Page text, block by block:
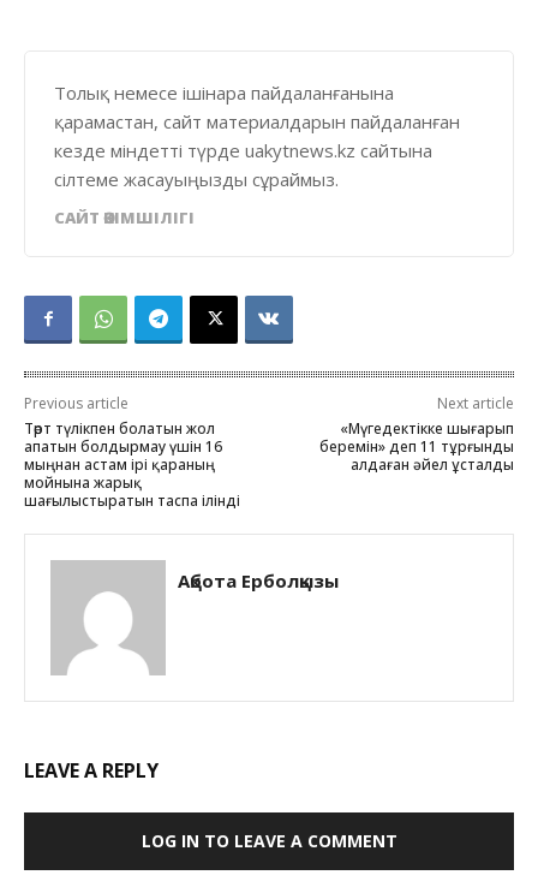
Толық немесе ішінара пайдаланғанына
қарамастан, сайт материалдарын пайдаланған
кезде міндетті түрде uakytnews.kz сайтына
сілтеме жасауыңызды сұраймыз.
САЙТ ӘКІМШІЛІГІ
Previous article
Төрт түлікпен болатын жол
апатын болдырмау үшін 16
мыңнан астам ірі қараның
мойнына жарық
шағылыстыратын таспа ілінді
Next article
«Мүгедектікке шығарып
беремін» деп 11 тұрғынды
алдаған әйел ұсталды
Ақбота Ерболқызы
LEAVE A REPLY
LOG IN TO LEAVE A COMMENT